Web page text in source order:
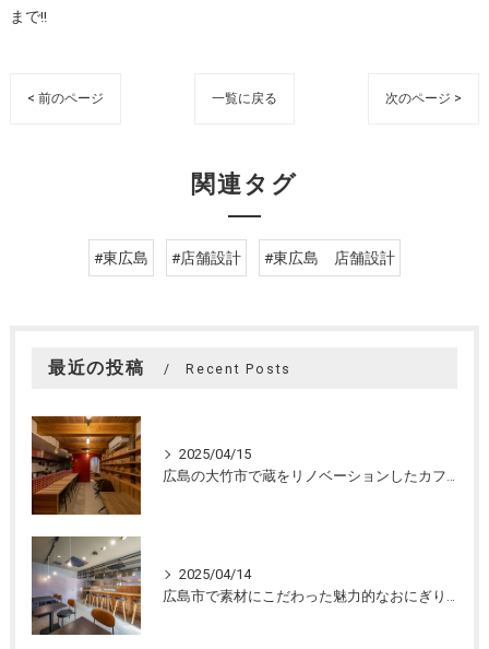
まで!!
< 前のページ 一覧に戻る 次のページ >
関連タグ
#東広島 #店舗設計 #東広島 店舗設計
最近の投稿 Recent Posts
2025/04/15
2025/04/14